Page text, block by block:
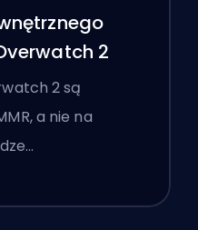
2
2 są
a nie na